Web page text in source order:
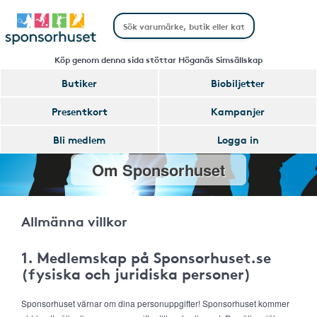
Köp genom denna sida stöttar Höganäs Simsällskap
Butiker
Biobiljetter
Presentkort
Kampanjer
Bli medlem
Logga in
Om Sponsorhuset
Allmänna villkor
1. Medlemskap på Sponsorhuset.se
(fysiska och juridiska personer)
Sponsorhuset värnar om dina personuppgifter! Sponsorhuset kommer